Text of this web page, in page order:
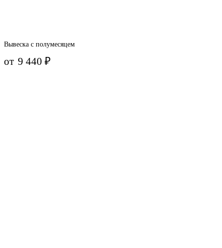
Вывеска с полумесяцем
от 9 440₽